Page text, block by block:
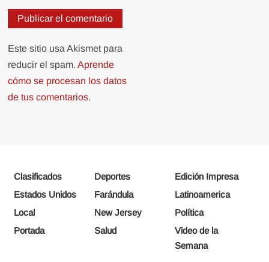
Este sitio usa Akismet para
reducir el spam.Aprende
cómo se procesan los datos
de tus comentarios.
Clasificados Deportes
Edición Impresa
Estados Unidos
Farándula
Latinoamerica
Local
New Jersey
Política
Portada
Salud
Video de la
Semana